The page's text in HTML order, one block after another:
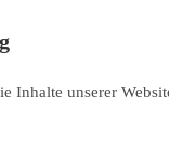
Inhalte unserer